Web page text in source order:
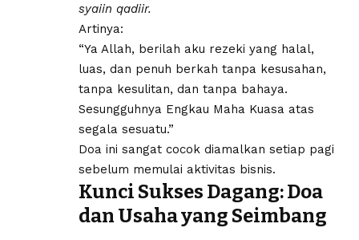
syaiin qadiir.
Artinya:
“Ya Allah, berilah aku rezeki yang halal,
luas, dan penuh berkah tanpa kesusahan,
tanpa kesulitan, dan tanpa bahaya.
Sesungguhnya Engkau Maha Kuasa atas
segala sesuatu.”
Doa ini sangat cocok diamalkan setiap pagi
sebelum memulai aktivitas bisnis.
Kunci Sukses Dagang: Doa
dan Usaha yang Seimbang